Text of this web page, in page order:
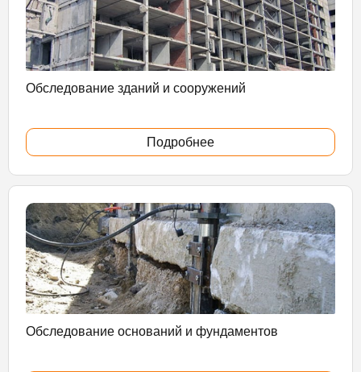
Обследование зданий и сооружений
Подробнее
Обследование оснований и фундаментов